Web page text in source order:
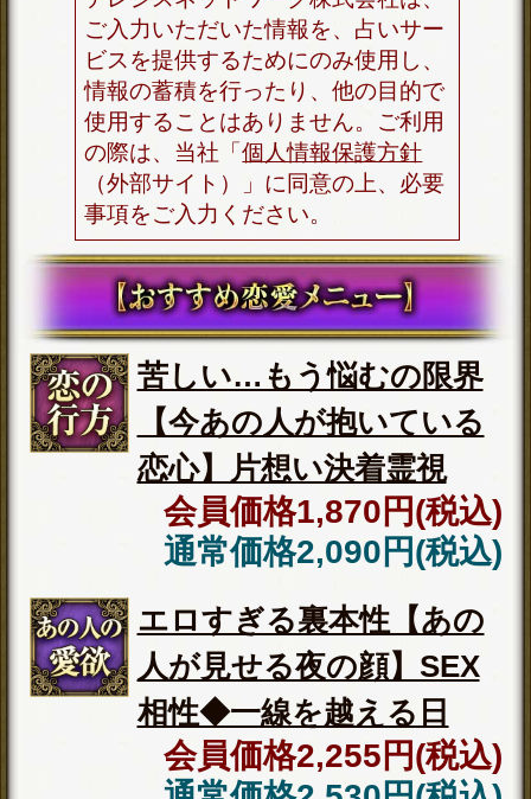
「一部無料で鑑定する」 をタップする
と、鑑定結果の一部を無料でご覧になれ
こちらのメニューは会員割引対象メニ
ューです。
会員の方は会員価格4,290円(税込)/1回が
会員以外の方のご利用には通常価格
5,060円(税込)
※ご購入時に会員IDでログイン済みの場
合に、会員価格が適用されます。
占う前に内容のご確認をお願いします。
ご購入いただくと、サービス・コンテ
ンツの利用料金が発生します。
■一部無料で結果を見る場合■
「一部無料で鑑定する」をタップする
と、鑑定結果の一部を無料でご覧になれ
ます。
■最初から有料で結果を見る場合■
「鑑定する（有料）」をクリックする
と、最初から鑑定結果のすべてをご覧に
テレシスネットワーク株式会社は、
ご入力いただいた情報を、占いサー